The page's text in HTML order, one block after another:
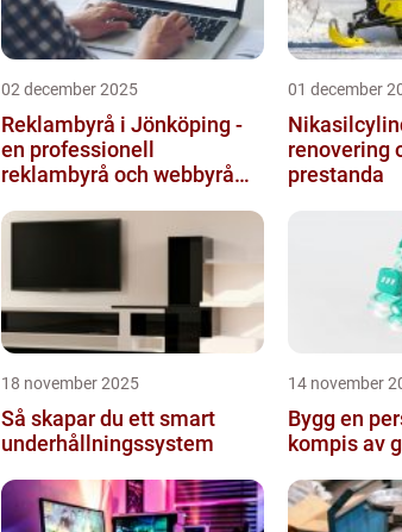
02 december 2025
Reklambyrå i Jönköping -
en professionell
reklambyrå och webbyrå
kommunikati...
01 december
renovering
prestanda
18 november 2025
Så skapar du ett smart
underhållningssystem
14 november
Bygg en
kompis av